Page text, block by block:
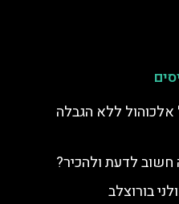
אלכוהול ללא הגבלה
חשוב לדעת ולהכיר?
בורוצלב